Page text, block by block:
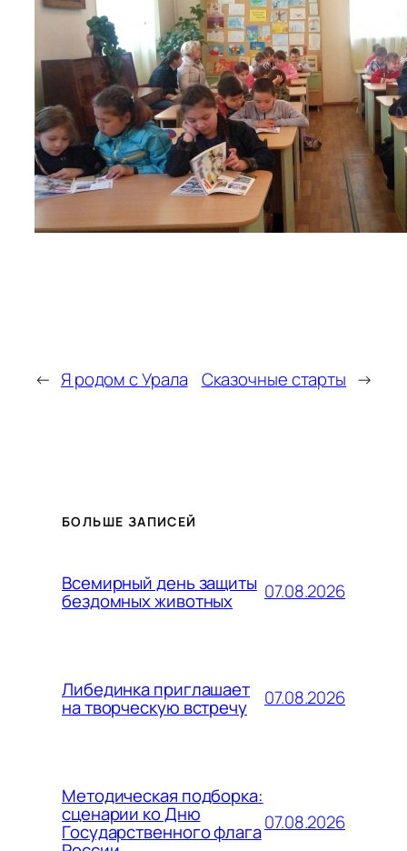
← Я родом с Урала Сказочные старты →
БОЛЬШЕ ЗАПИСЕЙ
Всемирный день защиты
бездомных животных 07.08.2026
Либединка приглашает
на творческую встречу 07.08.2026
Методическая подборка:
сценарии ко Дню
Государственного флага07.08.2026